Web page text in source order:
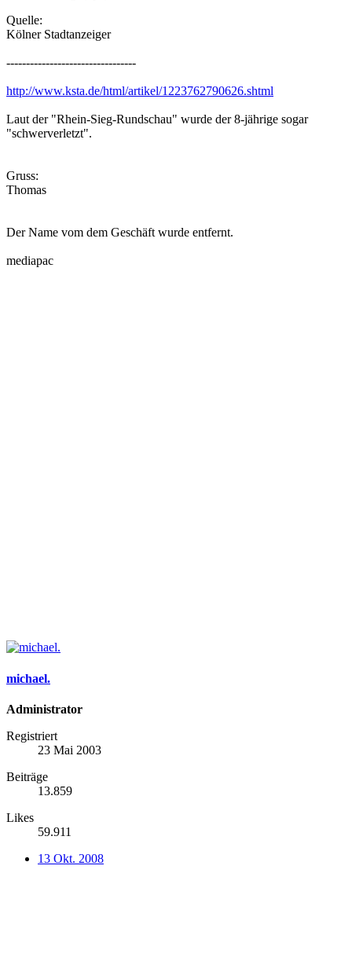
Quelle:
Kölner Stadtanzeiger
---------------------------------
http://www.ksta.de/html/artikel/1223762790626.shtml
Laut der "Rhein-Sieg-Rundschau" wurde der 8-jährige sogar
"schwerverletzt".
Gruss:
Thomas
Der Name vom dem Geschäft wurde entfernt.
mediapac
michael.
Administrator
Registriert
23 Mai 2003
Beiträge
13.859
Likes
59.911
13 Okt. 2008